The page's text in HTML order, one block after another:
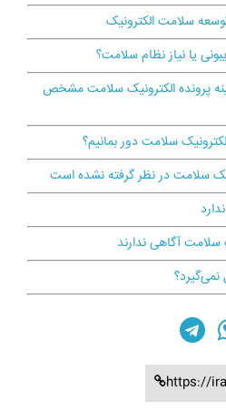
سلامت الکترونیک
یا نیاز نظام سلامت؟
پرونده الکترونیک سلامت مشخص
سلامت دور بمانیم؟
سلامت در نظر گرفته نشده است
سلامت آگاهی ندارند
https://